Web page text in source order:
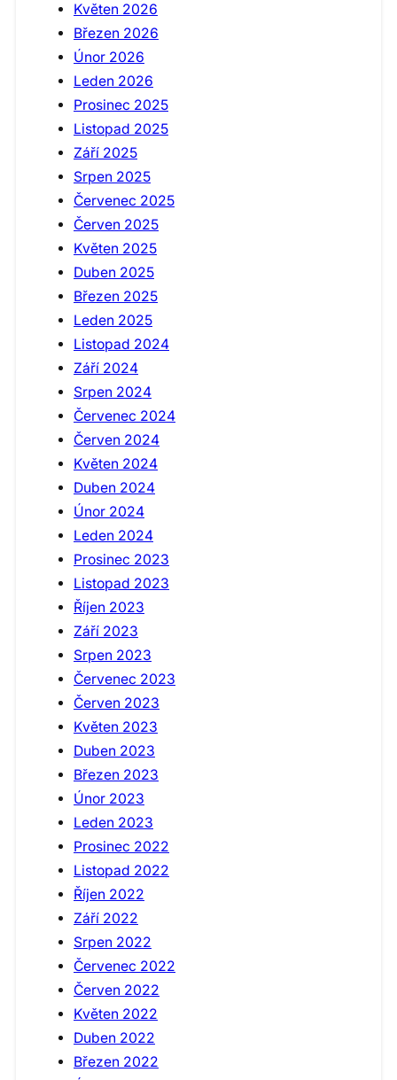
Květen 2026
Březen 2026
Únor 2026
Leden 2026
Prosinec 2025
Listopad 2025
Září 2025
Srpen 2025
Červenec 2025
Červen 2025
Květen 2025
Duben 2025
Březen 2025
Leden 2025
Listopad 2024
Září 2024
Srpen 2024
Červenec 2024
Červen 2024
Květen 2024
Duben 2024
Únor 2024
Leden 2024
Prosinec 2023
Listopad 2023
Říjen 2023
Září 2023
Srpen 2023
Červenec 2023
Červen 2023
Květen 2023
Duben 2023
Březen 2023
Únor 2023
Leden 2023
Prosinec 2022
Listopad 2022
Říjen 2022
Září 2022
Srpen 2022
Červenec 2022
Červen 2022
Květen 2022
Duben 2022
Březen 2022